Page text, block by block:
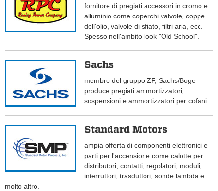
fornitore di pregiati accessori in cromo e
alluminio come coperchi valvole, coppe
dell'olio, valvole di sfiato, filtri aria, ecc.
Spesso nell'ambito look "Old School".
Sachs
membro del gruppo ZF, Sachs/Boge
produce pregiati ammortizzatori,
sospensioni e ammortizzatori per cofani.
Standard Motors
ampia offerta di componenti elettronici e
parti per l'accensione come calotte per
distributori, contatti, regolatori, moduli,
interruttori, trasduttori, sonde lambda e
molto altro.